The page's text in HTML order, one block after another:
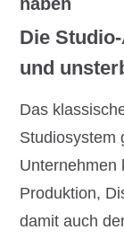
Die
und
Das
Studiosystem
Unternehmen
Produktion,
damit auch